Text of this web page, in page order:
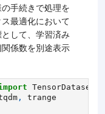
手続きで処理を
最適化において
して、学習済み
係数を別途表示
TensorDataset
,
trange